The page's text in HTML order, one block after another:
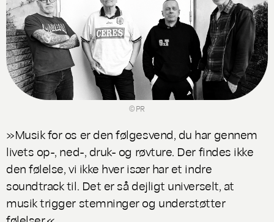
© PR
»Musik for os er den følgesvend, du har gennem
livets op-, ned-, druk- og røvture. Der findes ikke
den følelse, vi ikke hver især har et indre
soundtrack til. Det er så dejligt universelt, at
musik trigger stemninger og understøtter